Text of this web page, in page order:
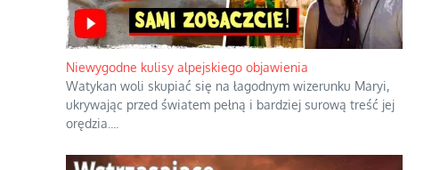
Niewygodne kulisy alpejskiego objawienia
Watykan woli skupiać się na łagodnym wizerunku Maryi,
ukrywając przed światem pełną i bardziej surową treść jej
orędzia.